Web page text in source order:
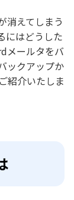
消えてしまう
にはどうした
メールタをバ
ックアップか
紹介いたしま